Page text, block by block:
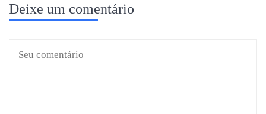
Deixe um comentário